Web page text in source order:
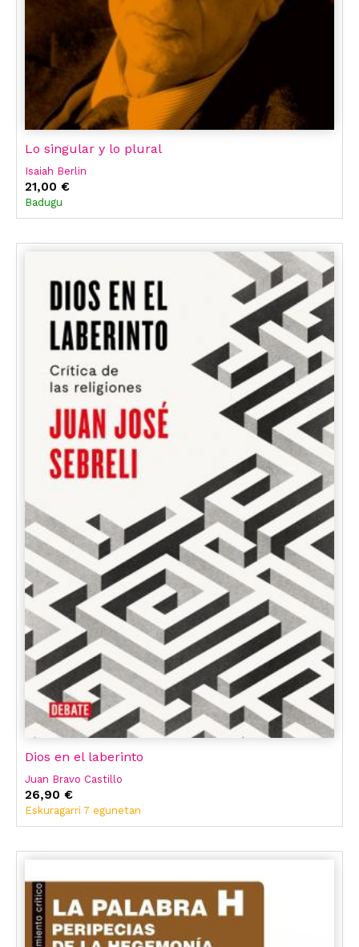
Lo singular y lo plural
Isaiah Berlin
21,00 €
Badugu
Dios en el laberinto
Juan Bravo Castillo
26,90 €
Eskuragarri 7 egunetan